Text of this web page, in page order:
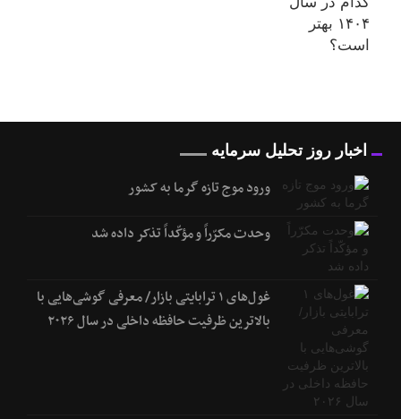
اخبار روز تحلیل سرمایه
ورود موج تازه گرما به کشور
وحدت مکرّراً و مؤکّداً تذکر داده شد
غول‌های ۱ ترابایتی بازار/ معرفی گوشی‌هایی با
بالاترین ظرفیت حافظه داخلی در سال ۲۰۲۶